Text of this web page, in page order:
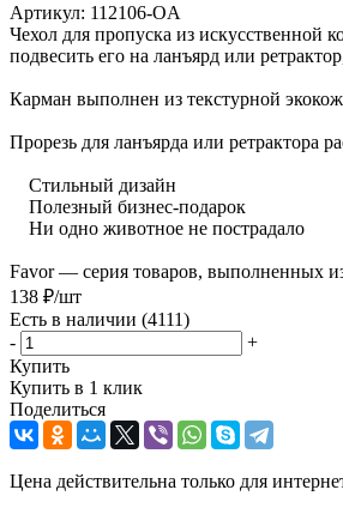
Артикул: 112106-OA
Чехол для пропуска из искусственной
подвесить его на ланъярд или
Карман выполнен из текстурной
Прорезь для ланъярда или ретрактора
Стильный дизайн
Полезный бизнес-подарок
Ни одно животное не пострадало
Favor — серия товаров, выполненных
138 ₽/шт
Есть в наличии (4111)
-
+
Купить
Купить в 1 клик
Поделиться
Цена действительна только для